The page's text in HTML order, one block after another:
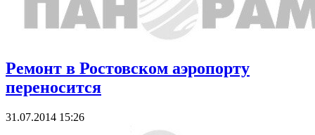
Ремонт в Ростовском аэропорту
переносится
31.07.2014 15:26